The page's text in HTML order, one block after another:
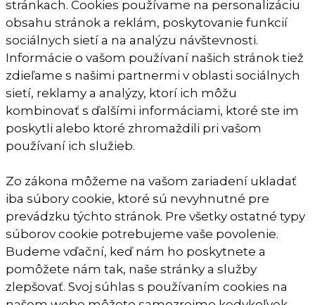
stránkach. Cookies používame na personalizáciu
obsahu stránok a reklám, poskytovanie funkcií
sociálnych sietí a na analýzu návštevnosti.
Informácie o vašom používaní našich stránok tiež
zdieľame s našimi partnermi v oblasti sociálnych
sietí, reklamy a analýzy, ktorí ich môžu
kombinovať s ďalšími informáciami, ktoré ste im
poskytli alebo ktoré zhromaždili pri vašom
používaní ich služieb.
Zo zákona môžeme na vašom zariadení ukladať
iba súbory cookie, ktoré sú nevyhnutné pre
prevádzku týchto stránok. Pre všetky ostatné typy
súborov cookie potrebujeme vaše povolenie.
Budeme vďační, keď nám ho poskytnete a
pomôžete nám tak, naše stránky a služby
zlepšovať. Svoj súhlas s používaním cookies na